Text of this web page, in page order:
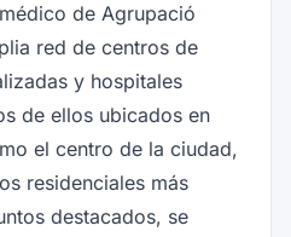
de Agrupació
red de centros de
y hospitales
de ellos ubicados en
el centro de la ciudad,
residenciales más
destacados, se